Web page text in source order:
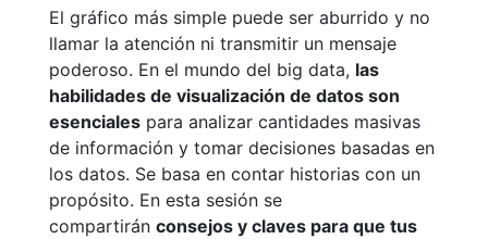
El gráfico más simple puede ser aburrido y no
llamar la atención ni transmitir un mensaje
poderoso. En el mundo del big data, las
habilidades de visualización de datos son
esenciales para analizar cantidades masivas
de información y tomar decisiones basadas en
los datos. Se basa en contar historias con un
propósito. En esta sesión se
compartirán consejos y claves para que tus